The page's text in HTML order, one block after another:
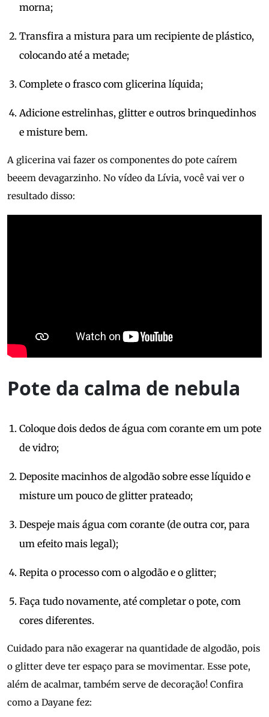
morna;
Transfira a mistura para um recipiente de plástico,
colocando até a metade;
Complete o frasco com glicerina líquida;
Adicione estrelinhas, glitter e outros brinquedinhos
e misture bem.
A glicerina vai fazer os componentes do pote caírem
beeem devagarzinho. No vídeo da Lívia, você vai ver o
resultado disso:
Pote da calma de nebula
Coloque dois dedos de água com corante em um pote
de vidro;
Deposite macinhos de algodão sobre esse líquido e
misture um pouco de glitter prateado;
Despeje mais água com corante (de outra cor, para
um efeito mais legal);
Repita o processo com o algodão e o glitter;
Faça tudo novamente, até completar o pote, com
cores diferentes.
Cuidado para não exagerar na quantidade de algodão, pois
o glitter deve ter espaço para se movimentar. Esse pote,
além de acalmar, também serve de decoração! Confira
como a Dayane fez: